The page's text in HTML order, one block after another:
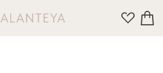
или артикул товара